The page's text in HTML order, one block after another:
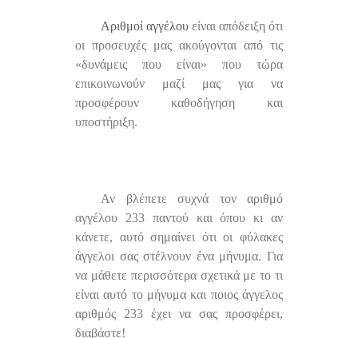
Αριθμοί αγγέλου είναι απόδειξη ότι
οι προσευχές μας ακούγονται από τις
«δυνάμεις που είναι» που τώρα
επικοινωνούν μαζί μας για να
προσφέρουν καθοδήγηση και
υποστήριξη.
Αν βλέπετε συχνά τον αριθμό
αγγέλου 233 παντού και όπου κι αν
κάνετε, αυτό σημαίνει ότι οι φύλακες
άγγελοι σας στέλνουν ένα μήνυμα. Για
να μάθετε περισσότερα σχετικά με το τι
είναι αυτό το μήνυμα και ποιος άγγελος
αριθμός 233 έχει να σας προσφέρει,
διαβάστε!